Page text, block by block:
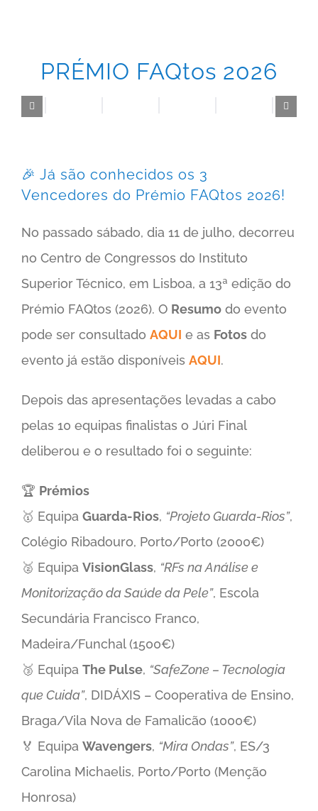
PRÉMIO FAQtos 2026
🎉 Já são conhecidos os 3
Vencedores do Prémio FAQtos 2026!
No passado sábado, dia 11 de julho, decorreu
no Centro de Congressos do Instituto
Superior Técnico, em Lisboa, a 13ª edição do
Prémio FAQtos (2026). O Resumodo evento
pode ser consultado AQUI e as Fotosdo
evento já estão disponíveis AQUI.
Depois das apresentações levadas a cabo
pelas 10 equipas finalistas o Júri Final
deliberou e o resultado foi o seguinte:
🏆 Prémios
🥇 Equipa Guarda-Rios, “Projeto Guarda-Rios”,
Colégio Ribadouro, Porto/Porto (2000€)
🥈 Equipa VisionGlass, “RFs na Análise e
Monitorização da Saúde da Pele”, Escola
Secundária Francisco Franco,
Madeira/Funchal (1500€)
🥉 Equipa The Pulse, “SafeZone – Tecnologia
que Cuida”, DIDÁXIS – Cooperativa de Ensino,
Braga/Vila Nova de Famalicão (1000€)
🏅 Equipa Wavengers, “Mira Ondas”, ES/3
Carolina Michaelis, Porto/Porto (Menção
Honrosa)